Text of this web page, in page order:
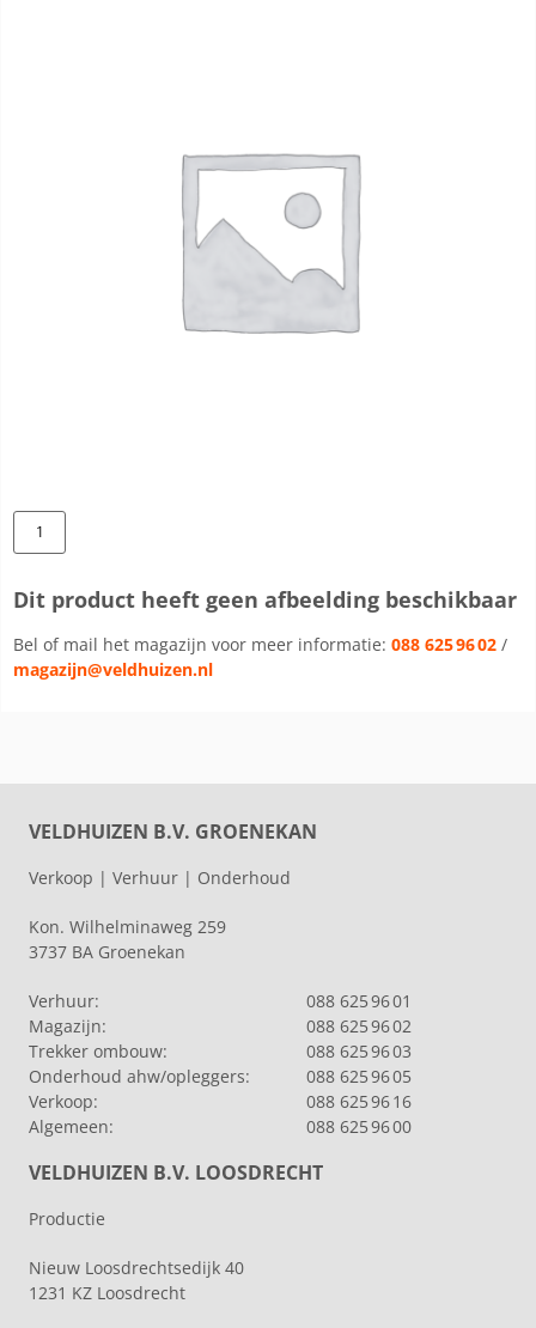
Dit product heeft geen afbeelding beschikbaar
Bel of mail het magazijn voor meer informatie:088 625 96 02 /
magazijn@veldhuizen.nl
VELDHUIZEN B.V. GROENEKAN
Verkoop | Verhuur | Onderhoud
Kon. Wilhelminaweg 259
3737 BA Groenekan
Verhuur:
088 625 96 01
Magazijn:
088 625 96 02
Trekker ombouw:
088 625 96 03
Onderhoud ahw/opleggers:
088 625 96 05
Verkoop:
088 625 96 16
Algemeen:
088 625 96 00
VELDHUIZEN B.V. LOOSDRECHT
Productie
Nieuw Loosdrechtsedijk 40
1231 KZ Loosdrecht